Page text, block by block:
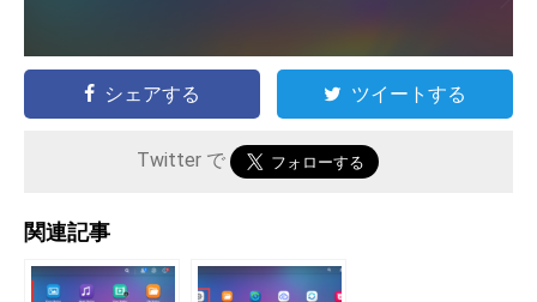
シェアする ツイートする
Twitter で
関連記事